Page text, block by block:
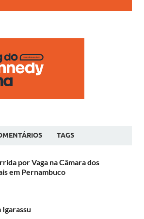
TAGS
por Vaga na Câmara dos
em Pernambuco